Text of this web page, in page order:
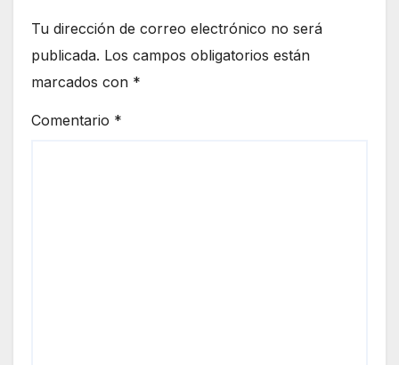
Tu dirección de correo electrónico no será
publicada. Los campos obligatorios están
marcados con *
Comentario *